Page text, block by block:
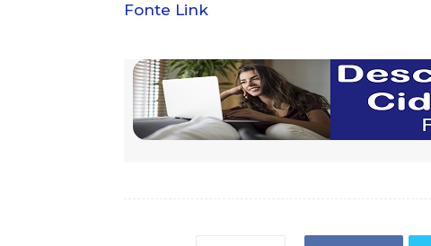
Fonte Link